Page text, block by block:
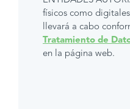
físicos como
llevará a cabo
Tratamiento de
en la página web.